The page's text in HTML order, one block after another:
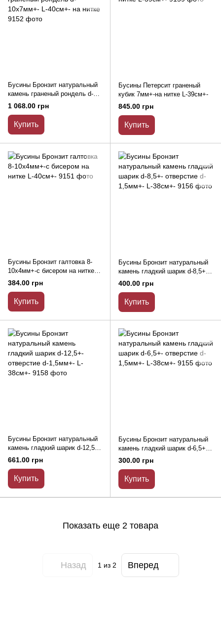
Бусины Бронзит натуральный
камень граненый рондель d-
10х7мм+- L-40см+- на нитке
1 068.00 грн
Купить
Бусины Петерсит граненый
кубик 7мм+-на нитке L-39см+-
845.00 грн
Купить
Бусины Бронзит галтовка 8-
10х4мм+-с бисером на нитке L-
40см+-
384.00 грн
Купить
Бусины Бронзит натуральный
камень гладкий шарик d-8,5+-
отверстие d-1,5мм+- L-38см+-
400.00 грн
Купить
Бусины Бронзит натуральный
камень гладкий шарик d-12,5+-
отверстие d-1,5мм+- L-38см+-
661.00 грн
Купить
Бусины Бронзит натуральный
камень гладкий шарик d-6,5+-
отверстие d-1,5мм+- L-38см+-
300.00 грн
Купить
Показать еще 2 товара
Назад 1из 2 Вперед